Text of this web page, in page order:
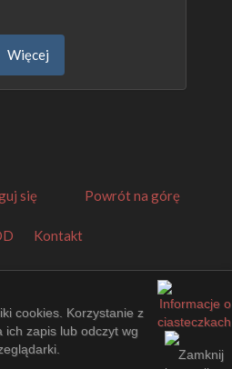
Więcej
Powrót na górę
się
Kontakt
cookies. Korzystanie z
ich zapis lub odczyt wg